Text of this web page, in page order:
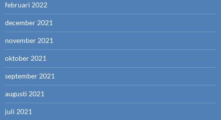
februari 2022
december 2021
november 2021
oktober 2021
september 2021
augusti 2021
juli 2021